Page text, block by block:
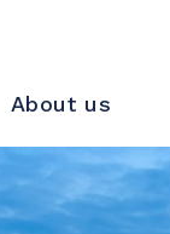
About us